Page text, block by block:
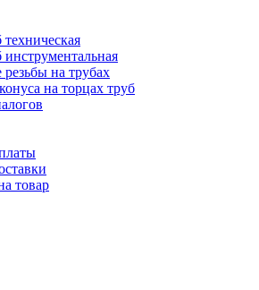
техническая
инструментальная
резьбы на трубах
на торцах труб
товар